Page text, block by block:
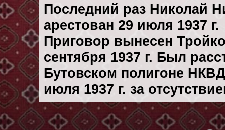
Последний раз Николай
арестован 29 июля 1937 г.
Приговор вынесен
сентября 1937 г. Был
Бутовском полигоне
июля 1937 г. за